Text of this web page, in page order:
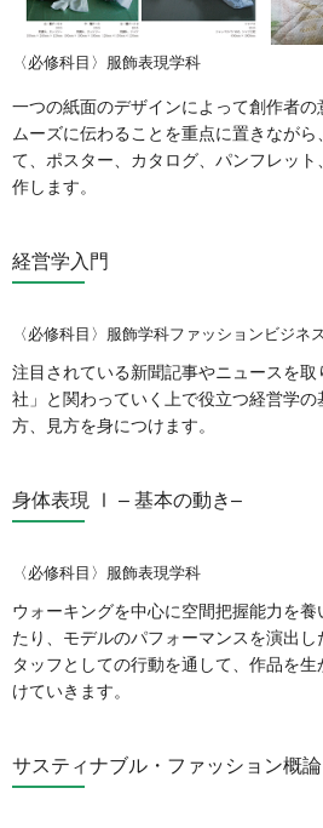
〈必修科目〉服飾表現学科
一つの紙面のデザインによって創作者
ムーズに伝わることを重点に置きなが
て、ポスター、カタログ、パンフレット
作します。
経営学入門
〈必修科目〉服飾学科ファッションビジネ
注目されている新聞記事やニュースを
社」と関わっていく上で役立つ経営学の
方、見方を身につけます。
身体表現 Ⅰ ‒ 基本の動き‒
〈必修科目〉服飾表現学科
ウォーキングを中心に空間把握能力を
たり、モデルのパフォーマンスを演出
タッフとしての行動を通して、作品を
けていきます。
サスティナブル・ファッション概論